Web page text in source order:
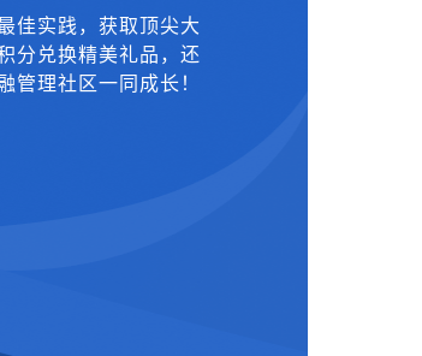
佳实践，获取顶尖大
分兑换精美礼品，还
理社区一同成长！